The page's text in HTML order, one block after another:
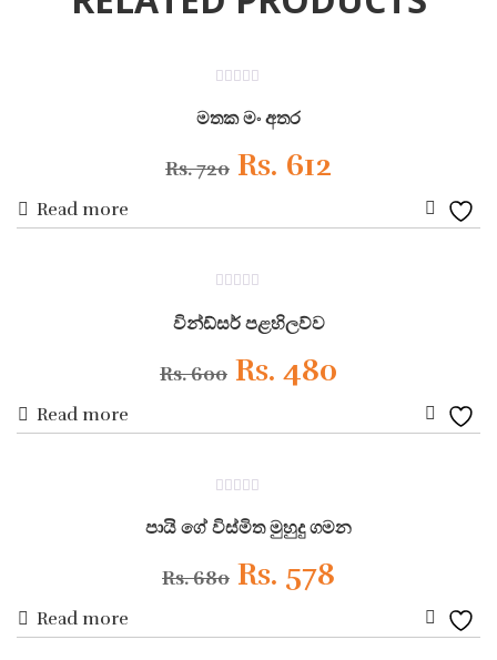
out
of
මතක මං අතර
Rs.720 Original
price
was:
Rs. 720.
Rs. 612
price
Read more
out
of
වින්ඩ්සර් පළහිලව්ව
Rs.600 Original
was:
Rs. 600.
Rs. 480
Rs. 480.
Read more
out
of
පායි ගේ විස්මිත මුහුදු ගමන
Rs.680 Original
price
Rs. 578
price
Read more